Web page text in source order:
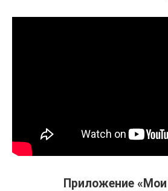
Приложение «Мои